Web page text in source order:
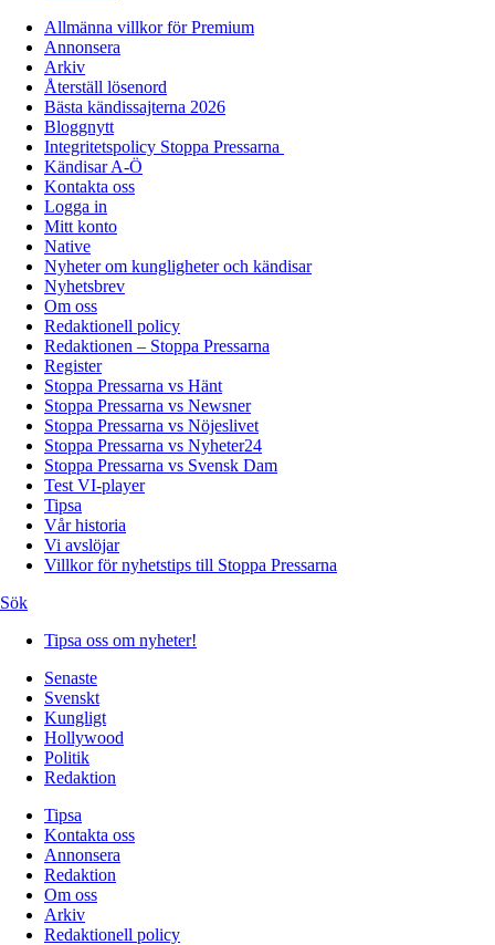
Allmänna villkor för Premium
Annonsera
Arkiv
Återställ lösenord
Bästa kändissajterna 2026
Bloggnytt
Integritetspolicy Stoppa Pressarna
Kändisar A-Ö
Kontakta oss
Logga in
Mitt konto
Native
Nyheter om kungligheter och kändisar
Nyhetsbrev
Om oss
Redaktionell policy
Redaktionen – Stoppa Pressarna
Register
Stoppa Pressarna vs Hänt
Stoppa Pressarna vs Newsner
Stoppa Pressarna vs Nöjeslivet
Stoppa Pressarna vs Nyheter24
Stoppa Pressarna vs Svensk Dam
Test VI-player
Tipsa
Vår historia
Vi avslöjar
Villkor för nyhetstips till Stoppa Pressarna
Sök
Tipsa oss om nyheter!
Senaste
Svenskt
Kungligt
Hollywood
Politik
Redaktion
Tipsa
Kontakta oss
Annonsera
Redaktion
Om oss
Arkiv
Redaktionell policy